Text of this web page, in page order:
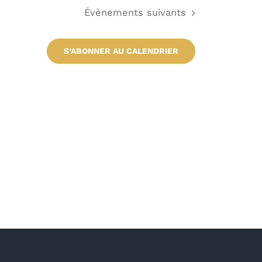
Évènements suivants
S’ABONNER AU CALENDRIER